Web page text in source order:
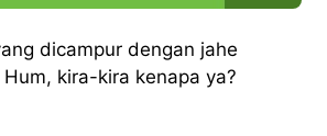
dicampur dengan jahe
kira-kira kenapa ya?